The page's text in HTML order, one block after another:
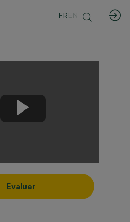
FREN
Evaluer